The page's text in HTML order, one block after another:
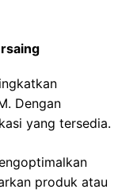
Dengan
yang tersedia.
produk atau